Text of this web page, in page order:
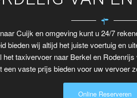
Cuijk en omgeving kunt u 24/7
bieden wij altijd het juiste voertuig en
het taxivervoer naar Berkel en
vaste prijs bieden voor uw vervoer
Online Reserveren